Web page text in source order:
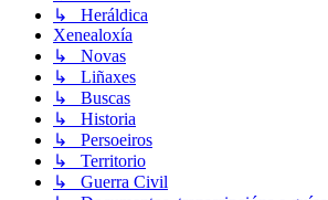
↳ Heráldica
Xenealoxía
↳ Novas
↳ Liñaxes
↳ Buscas
↳ Historia
↳ Persoeiros
↳ Territorio
↳ Guerra Civil